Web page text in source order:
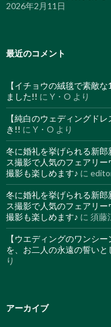
2026年2月11日
最近のコメント
【イチョウの絨毯で素敵
ました!! に Y・O より
【純白のウェディングド
き!! に Y・O より
冬に婚礼を挙げられる新
ス撮影で人気のフェアリー
撮影も楽しめます♪ に
冬に婚礼を挙げられる新
ス撮影で人気のフェアリー
撮影も楽しめます♪ に 須藤
【ウエディングのワンシ
を、お二人の永遠の誓いと
り
アーカイブ